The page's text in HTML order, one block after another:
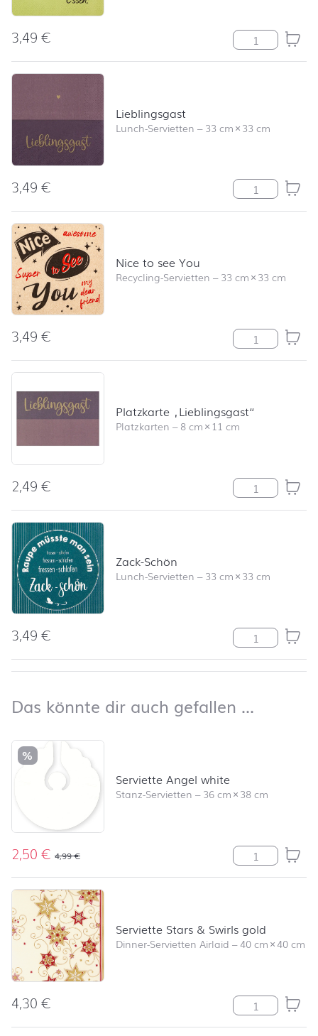
3,49€ Leben zu kurz
Lieblingsgast
Lunch-Servietten –33 cm×33 cm
3,49€ Lieblingsgast
Nice to see You
Recycling-Servietten –33 cm×33 cm
3,49€ Nice to see
Platzkarte „Lieblingsgast“
Platzkarten –8 cm× 11 cm
2,49€ Platzkarte
Zack-Schön
Lunch-Servietten –33 cm×33 cm
3,49€ Zack-Schön
Das könnte dir auch gefallen …
Produktliste überspringen und zum Filter springen
%
Serviette Angel white
Stanz-Servietten –36 cm×38 cm
2,50€ 4,99€ Serviette
Serviette Stars & Swirls gold
Dinner-Servietten Airlaid –40 cm×40 cm
4,30€ Serviette Stars